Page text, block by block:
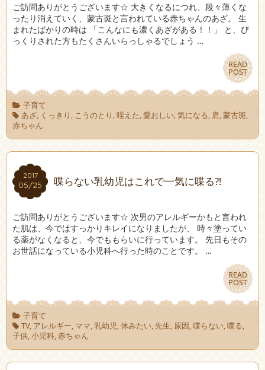
ご訪問ありがとうございます☆ 大きくなるにつれ、段々薄くな
ったり消えていく、蒙古斑と言われている赤ちゃんのあざ。 生
まれたばかりの時は 「こんなにも濃くあざがある！！」 と、び
っくりされた方もたくさんいらっしゃるでしょう …
READ
POST
READ
POST
子育て
あざ, くっきり , こうのとり ,咥えた,愛おしい,気になる, 肩,蒙古斑,
赤ちゃん
2017
05/25
2017
05/25 喋らない乳幼児はこれで一気に喋る⁈
ご訪問ありがとうございます☆ 次男のアレルギーかもと言われ
た肌は、今ではすっかりキレイになりましたが、 時々塗ってい
る薬がなくなると、今でももらいに行っています。 先日もその
お世話になっている小児科へ行った時のことです。 …
READ
POST
READ
POST
子育て
TV, アレルギー, ママ,乳幼児,休みたい,先生, 原因,喋らない,喋る,
子供,小児科,赤ちゃん